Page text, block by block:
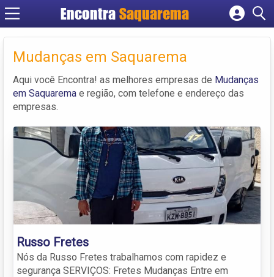
Encontra Saquarema
Cadastrar empresa
Criar conta
Mudanças em Saquarema
Aqui você Encontra! as melhores empresas de Mudanças
em Saquarema e região, com telefone e endereço das
empresas.
Russo Fretes
Nós da Russo Fretes trabalhamos com rapidez e
segurança SERVIÇOS: Fretes Mudanças Entre em